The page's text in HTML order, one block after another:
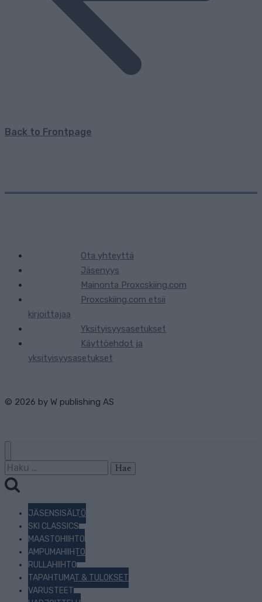
Back to Frontpage
Ota yhteyttä
Jäsenyys
Mainonta Proxcskiing.com
Proxcskiing.com etsii
kirjoittajaa
Yksityisyysasetukset
Käyttöehdot ja
yksityisyysasetukset
© 2026 by W publishing AS
Haku:
JÄSENSISÄLTÖ
SKI CLASSICS
MAASTOHIIHTO
AMPUMAHIIHTO
RULLAHIIHTO
TAPAHTUMAT & TULOKSET
VARUSTEET